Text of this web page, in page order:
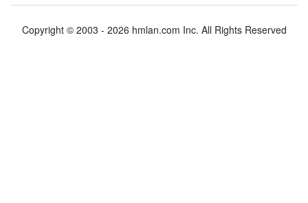
Copyright © 2003 - 2026 hmlan.com Inc. All Rights Reserved